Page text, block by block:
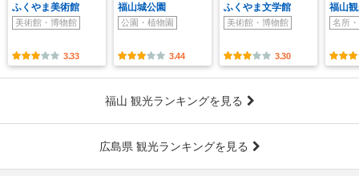
ふくやま美術館
美術館・博物館
3.33
福山城公園
公園・植物園
3.44
ふくやま文学館
美術館・博物館
3.30
福山
名所
福山 観光ランキングを見る
広島県 観光ランキングを見る